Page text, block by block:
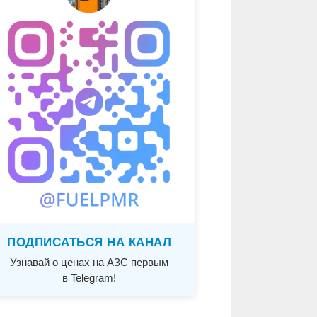
ПОДПИСАТЬСЯ НА КАНАЛ
Узнавай о ценах на АЗС первым
в Telegram!